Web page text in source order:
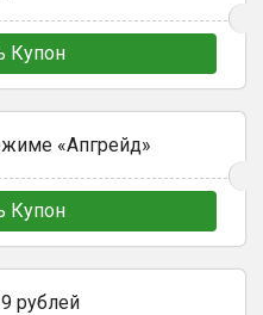
Купон
«Апгрейд»
Купон
рублей